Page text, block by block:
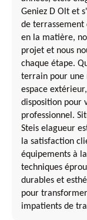
Geniez D Olt et
de terrassement
en la matière,
projet et nous
chaque étape.
terrain pour une
espace
disposition pour
professionnel.
Steis elagueur
la satisfaction
équipements à
techniques
durables et
pour
impatients de